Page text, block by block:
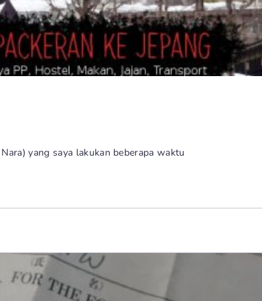
yang saya lakukan beberapa waktu